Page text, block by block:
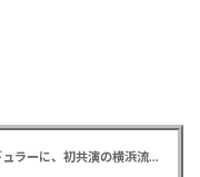
小栗旬 「LOST10」で5年ぶり民放ドラマレギュラーに、初共演の横浜流星とバディ役「もう最高です」